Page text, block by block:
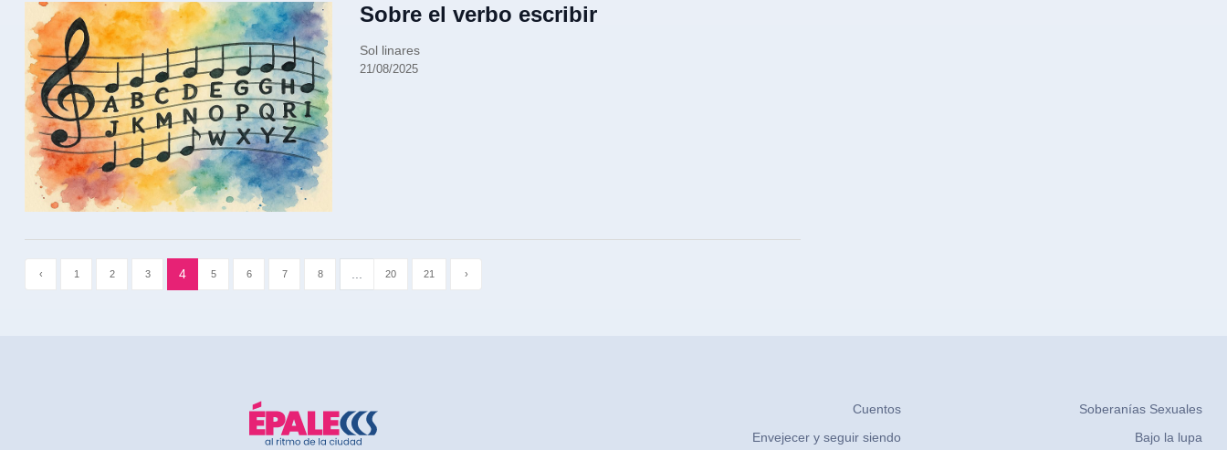
Sobre el verbo escribir
Sol linares
21/08/2025
‹ 1 2 3 4 5 6 7 8 20 21 ›
Cuentos
Envejecer y seguir siendo
Soberanías Sexuales
Bajo la lupa